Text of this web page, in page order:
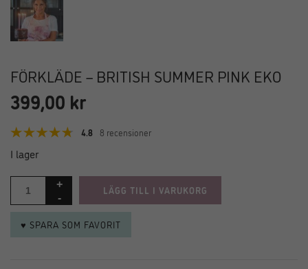
FÖRKLÄDE – BRITISH SUMMER PINK EKO
399,00 kr
4.8 8 recensioner
I lager
LÄGG TILL I VARUKORG
♥ SPARA SOM FAVORIT